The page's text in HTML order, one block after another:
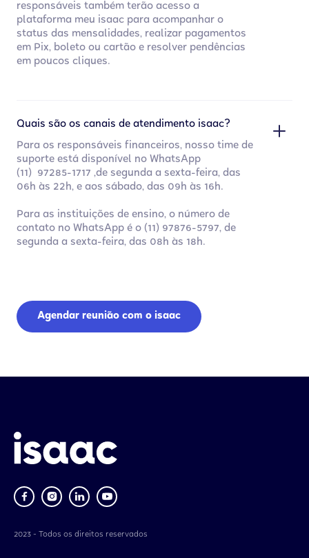
responsáveis também terão acesso a
plataforma meu isaac para acompanhar o
status das mensalidades, realizar pagamentos
em Pix, boleto ou cartão e resolver pendências
em poucos cliques.
Quais são os canais de atendimento isaac?
Para os responsáveis financeiros, nosso time de
suporte está disponível no WhatsApp
(11) 97285-1717 ,de segunda a sexta-feira, das
06h às 22h, e aos sábado, das 09h às 16h.
Para as instituições de ensino, o número de
contato no WhatsApp é o (11) 97876-5797, de
segunda a sexta-feira, das 08h às 18h.
Agendar reunião com o isaac
2023 - Todos os direitos reservados